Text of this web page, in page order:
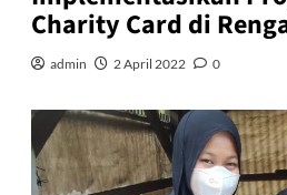
Charity Card di
admin 2 April 2022 0